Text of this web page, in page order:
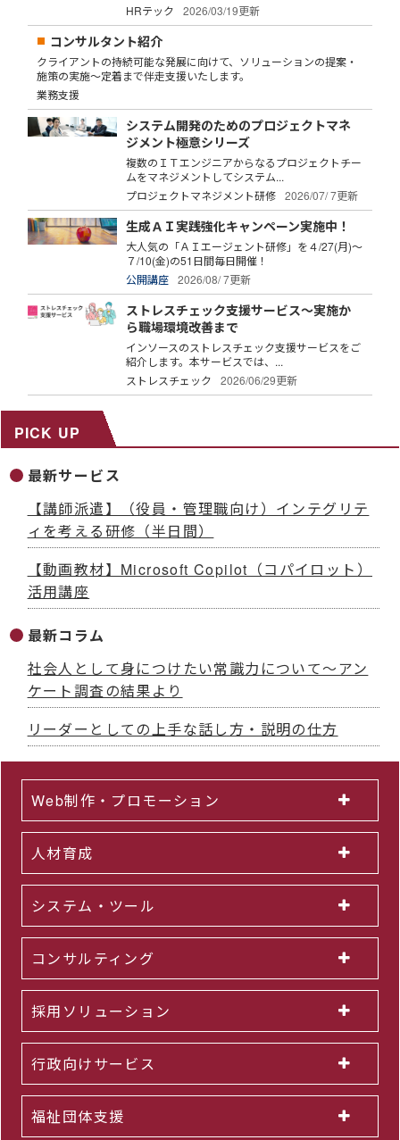
HRテック
2026/03/19更新
コンサルタント紹介
クライアントの持続可能な発展に向けて、ソリューションの提案・
施策の実施～定着まで伴走支援いたします。
業務支援
システム開発のためのプロジェクトマネ
ジメント極意シリーズ
複数のＩＴエンジニアからなるプロジェクトチー
ムをマネジメントしてシステム...
プロジェクトマネジメント研修
2026/07/ 7更新
生成ＡＩ実践強化キャンペーン実施中！
大人気の「ＡＩエージェント研修」を４/27(月)～
７/10(金)の51日間毎日開催！
公開講座
2026/08/ 7更新
ストレスチェック支援サービス～実施か
ら職場環境改善まで
インソースのストレスチェック支援サービスをご
紹介します。本サービスでは、...
ストレスチェック
2026/06/29更新
PICK UP
最新サービス
【講師派遣】（役員・管理職向け）インテグリテ
ィを考える研修（半日間）
【動画教材】Microsoft Copilot（コパイロット）
活用講座
最新コラム
社会人として身につけたい常識力について～アン
ケート調査の結果より
リーダーとしての上手な話し方・説明の仕方
Web制作・プロモーション
人材育成
システム・ツール
コンサルティング
採用ソリューション
行政向けサービス
福祉団体支援